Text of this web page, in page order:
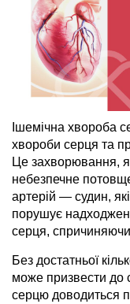
Ішемічна хвороба
хвороби серця та
Це захворювання,
небезпечне
артерій — судин,
порушує
серця,
Без достатньої
може призвести до
серцю доводиться